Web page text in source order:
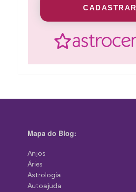
CADASTRAR
Mapa do Blog:
Anjos
Áries
Astrologia
Autoajuda